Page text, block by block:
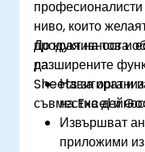
ниво, които
продуктивност и
разширените
Sheets за
съвместна
До края на това
да:
Навигират и
на Excel и
Извършват
приложими